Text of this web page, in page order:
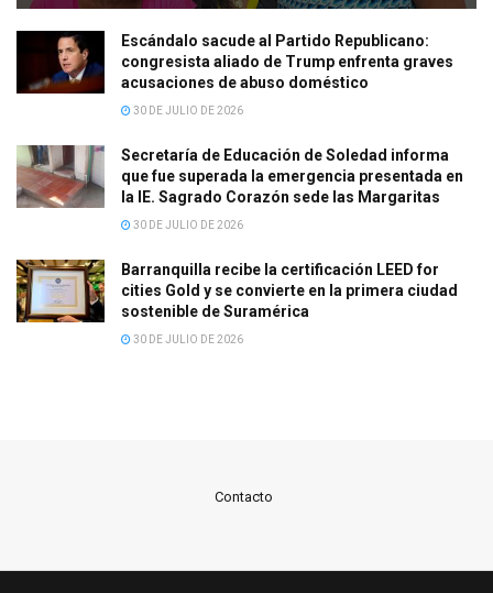
Escándalo sacude al Partido Republicano:
congresista aliado de Trump enfrenta graves
acusaciones de abuso doméstico
30 DE JULIO DE 2026
Secretaría de Educación de Soledad informa
que fue superada la emergencia presentada en
la IE. Sagrado Corazón sede las Margaritas
30 DE JULIO DE 2026
Barranquilla recibe la certificación LEED for
cities Gold y se convierte en la primera ciudad
sostenible de Suramérica
30 DE JULIO DE 2026
Contacto